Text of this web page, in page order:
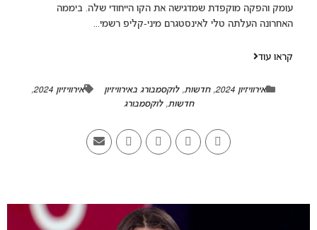
עומק והפקה מוקפדת שמדגישה את הקו הייחודי שלה. ביממה
האחרונה העלתה טלי לאינסטגרם מיני‑קליפ רשמי...
קראו עוד
אירוויזיון 2024 ,חדשות,לוקסמבורג באירוויזיון אירוויזיון 2024
,
חדשות,לוקסמבורג